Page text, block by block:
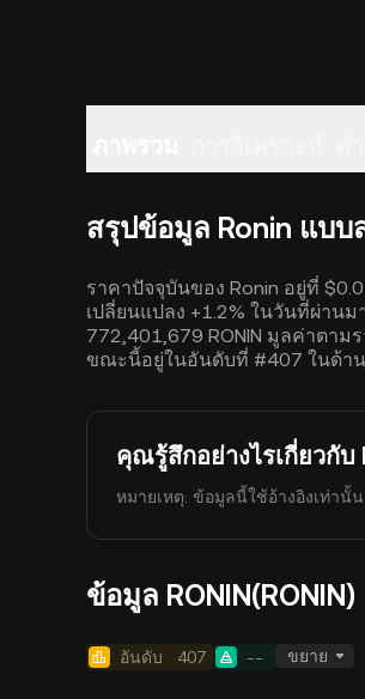
สรุปข้อมูล Ronin แบบ
ราคาปัจจุบันของ Ronin อยู่ที่
เปลี่ยนแปลง +1.2% ในวันที่ผ่าน
772,401,679 RONIN มูลค่าตาม
ขณะนี้อยู่ในอันดับที่ #407 ในด้า
คุณรู้สึกอย่างไรเกี่ยวกับ
หมายเหตุ: ข้อมูลนี้ใช้อ้างอิงเท่านั้น
ข้อมูล RONIN(RONIN)
อันดับ 407 -- ขยาย